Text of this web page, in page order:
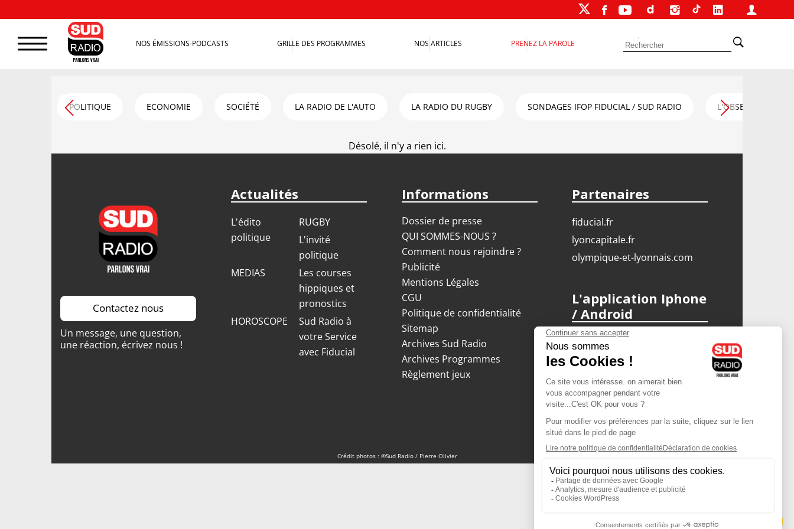
NOS ÉMISSIONS-PODCASTS GRILLE DES PROGRAMMES NOS ARTICLES PRENEZ LA PAROLE
POLITIQUE ECONOMIE SOCIÉTÉ LA RADIO DE L'AUTO LA RADIO DU RUGBY SONDAGES IFOP FIDUCIAL / SUD RADIO L'OBSERVATOIRE
Désolé, il n'y a rien ici.
Contactez nous
Un message, une question,
une réaction, écrivez nous !
Actualités
L'édito
politique
RUGBY
L'invité
politique
MEDIAS
Les courses
hippiques et
pronostics
HOROSCOPE
Sud Radio à
votre Service
avec Fiducial
Informations
Dossier de presse
QUI SOMMES-NOUS ?
Comment nous rejoindre ?
Publicité
Mentions Légales
CGU
Politique de confidentialité
Sitemap
Archives Sud Radio
Archives Programmes
Règlement jeux
Partenaires
fiducial.fr
lyoncapitale.fr
olympique-et-lyonnais.com
L'application Iphone
/ Android
Téléchargez l'application
Les cookies
Gestion des cookies
Crédit photos : ©Sud Radio / Pierre Olivier